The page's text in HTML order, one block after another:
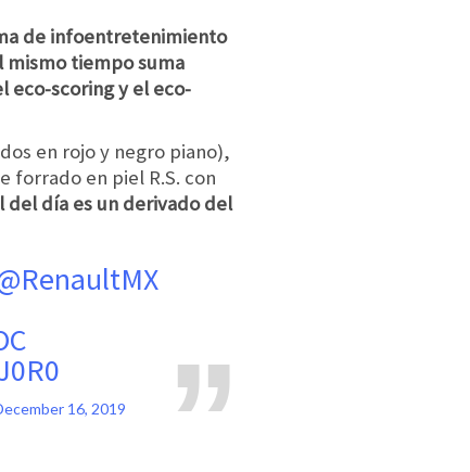
de infoentretenimiento
mismo tiempo suma
eco-scoring y el eco-
en rojo y negro piano),
forrado en piel R.S. con
del día es un derivado del
16, 2019